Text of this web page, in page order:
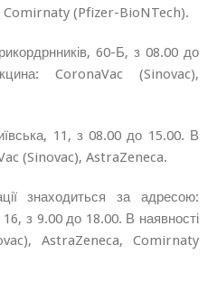
Comirnaty (Pfizer-BioNTech).
60-Б, з 08.00 до
CoronaVac (Sinovac),
11, з 08.00 до 15.00. В
(Sinovac), AstraZeneca.
знаходиться за адресою:
з 9.00 до 18.00. В наявності
), AstraZeneca, Comirnaty